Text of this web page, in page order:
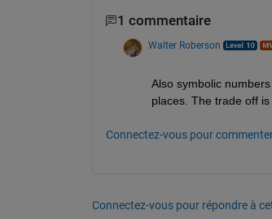
1 commentaire
Walter Roberson
Also symbolic
places. The trade off
Connectez-vous pour
Connectez-vous pour répondre à